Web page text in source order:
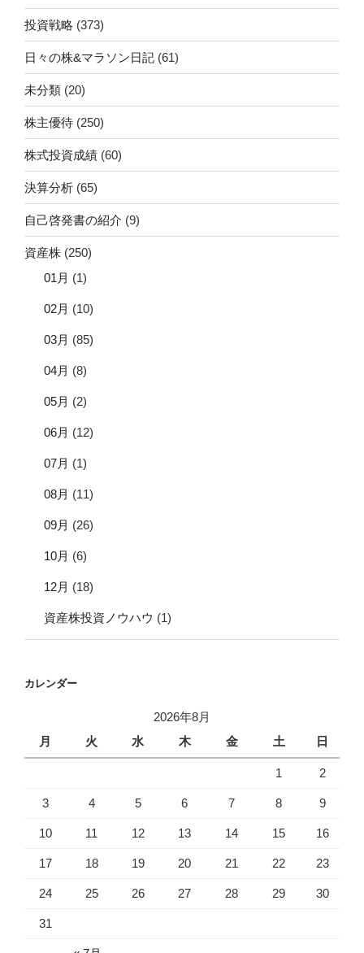
投資戦略 (373)
日々の株&マラソン日記 (61)
未分類 (20)
株主優待 (250)
株式投資成績 (60)
決算分析 (65)
自己啓発書の紹介 (9)
資産株 (250)
01月 (1)
02月 (10)
03月 (85)
04月 (8)
05月 (2)
06月 (12)
07月 (1)
08月 (11)
09月 (26)
10月 (6)
12月 (18)
資産株投資ノウハウ (1)
カレンダー
2026年8月
月
火 水 木 金 土 日
1 2
3 4 5 6 7 8 9
10 11 12 13 14 15 16
17 18 19 20 21 22 23
24 25 26 27 28 29 30
31